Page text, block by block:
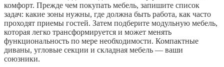
комфорт. Прежде чем покупать мебель, запишите список
задач: какие зоны нужны, где должна быть работа, как часто
проходят приемы гостей. Затем подберите модульную мебель,
которая легко трансформируется и может менять
функциональность по мере необходимости. Компактные
диваны, угловые секции и складная мебель — ваши
союзники.